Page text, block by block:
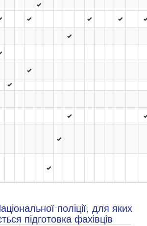
поліції, для яких
підготовка фахівців